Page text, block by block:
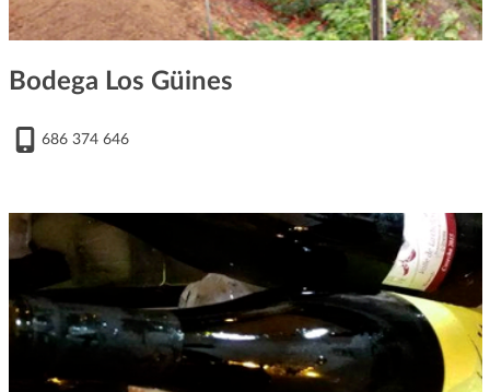
Bodega Los Güines
686 374 646